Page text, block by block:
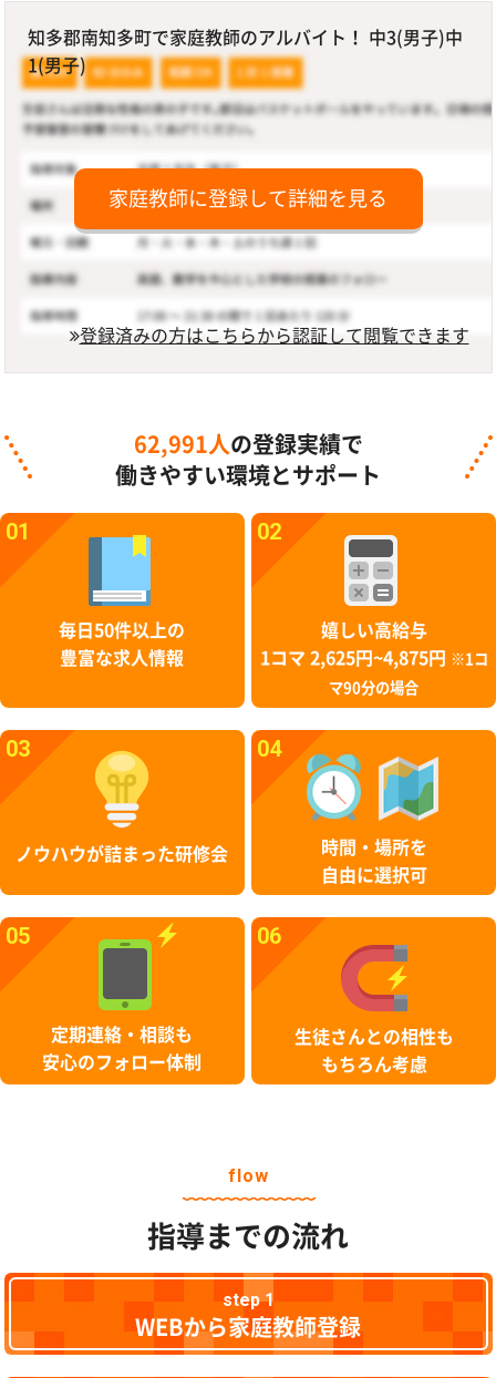
知多郡南知多町で家庭教師のアルバイト！ 中3(男子)中
1(男子)
家庭教師に登録して詳細を見る
登録済みの方はこちらから認証して閲覧できます
62,991人 の登録実績で
働きやすい環境とサポート
01
毎日50件以上の
豊富な求人情報
02
嬉しい高給与
1コマ 2,625円~4,875円
※1コ
マ90分の場合
03
ノウハウが詰まった研修会
04
時間・場所を
自由に選択可
05
定期連絡・相談も
安心のフォロー体制
06
生徒さんとの相性も
もちろん考慮
flow
指導までの流れ
step 1
WEBから家庭教師登録